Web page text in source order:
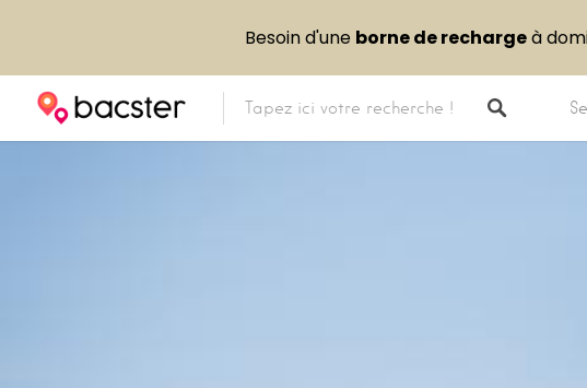
Besoin d'une borne de rechargeà